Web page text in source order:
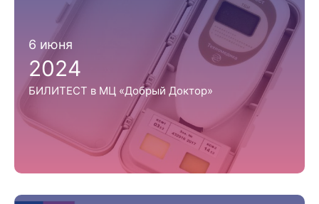
6 июня
2024
БИЛИТЕСТ в МЦ «Добрый Доктор»